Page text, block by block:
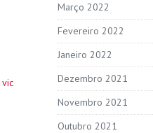
vic
Março 2022
Fevereiro 2022
Janeiro 2022
Dezembro 2021
Novembro 2021
Outubro 2021